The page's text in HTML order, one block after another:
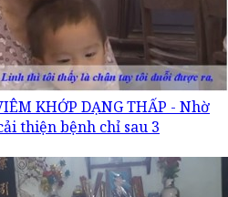
KHỚP DẠNG THẤP - Nhờ
thiện bệnh chỉ sau 3